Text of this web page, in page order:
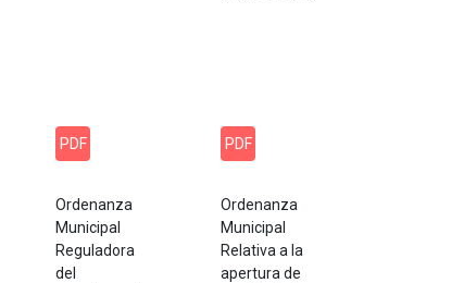
PDF
Ordenanza
Municipal
Reguladora
del
PDF
Ordenanza
Municipal
Relativa a la
apertura de